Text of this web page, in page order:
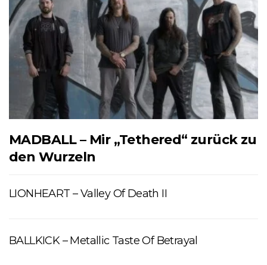
MADBALL – Mir „Tethered“ zurück zu
den Wurzeln
LIONHEART – Valley Of Death II
BALLKICK – Metallic Taste Of Betrayal